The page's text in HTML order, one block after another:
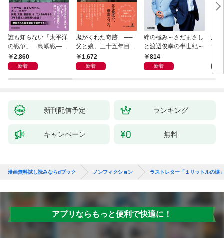
誰も知らない「太平洋
の戦争」 島嶼戦――
マッカーサーとの激闘
の真実
2,860
新着
鬼がくれた奇跡 ──
父と娘、三十五年目の
赦し1,672
新着
絆の極み～さだまさし
と渡辺俊幸の半世紀～
814
新着
悲
子
新刊配信予定 ランキング
キャンペーン 無料
漫画無料試し読みならdブック ノンフィクション ラストレター「１リットルの涙
アプリならもっと便利で快適に！